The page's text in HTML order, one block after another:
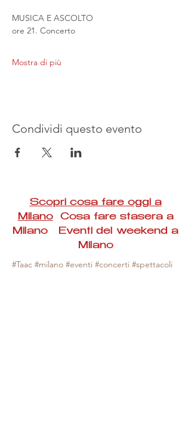
MUSICA E ASCOLTO
ore 21. Concerto
Mostra di più
Condividi questo evento
Scopri cosa fare oggi a
MilanoCosa fare stasera a
Milano Eventi del weekend a
Milano
#Taac #milano #eventi #concerti #spettacoli